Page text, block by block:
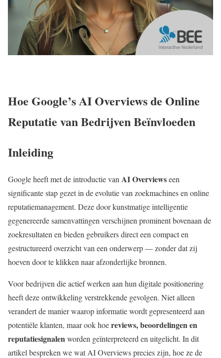
Hoe Google’s AI Overviews de Online
Reputatie van Bedrijven Beïnvloeden
Inleiding
Google heeft met de introductie van AI Overviewseen
significante stap gezet in de evolutie van zoekmachines en online
reputatiemanagement. Deze door kunstmatige intelligentie
gegenereerde samenvattingen verschijnen prominent bovenaan de
zoekresultaten en bieden gebruikers direct een compact en
gestructureerd overzicht van een onderwerp — zonder dat zij
hoeven door te klikken naar afzonderlijke bronnen.
Voor bedrijven die actief werken aan hun digitale positionering
heeft deze ontwikkeling verstrekkende gevolgen. Niet alleen
verandert de manier waarop informatie wordt gepresenteerd aan
potentiële klanten, maar ook hoereviews, beoordelingen en
reputatiesignalenworden geïnterpreteerd en uitgelicht. In dit
artikel bespreken we wat AI Overviews precies zijn, hoe ze de